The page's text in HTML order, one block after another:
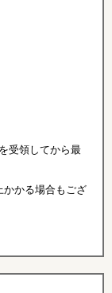
受領してから最
かる場合もござ